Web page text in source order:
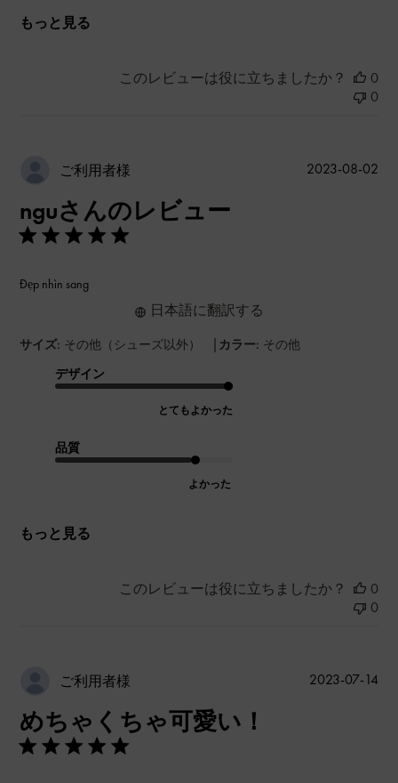
もっと見る
このレビューは役に立ちましたか？
0
0
ご利用者様
nguさんのレビュー
Đẹp nhìn sang
サイズ: その他（シューズ以外） | カラー: その他
デザイン
とてもよかった
品質
よかった
もっと見る
日本語に翻訳する
公
2023-08-02
このレビューは役に立ちましたか？
0
0
ご利用者様
めちゃくちゃ可愛い！
公
2023-07-14